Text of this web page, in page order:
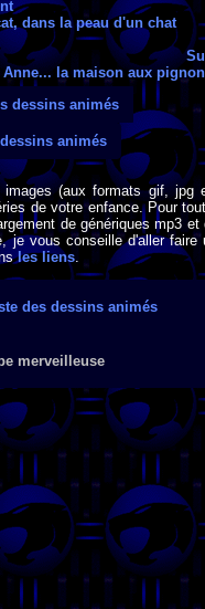
dans la peau d'un chat
Anne... la maison aux
dessins animés
animés
(aux formats gif, jpg
de votre enfance. Pour
de génériques mp3
je vous conseille d'aller
les liens.
des dessins animés
merveilleuse